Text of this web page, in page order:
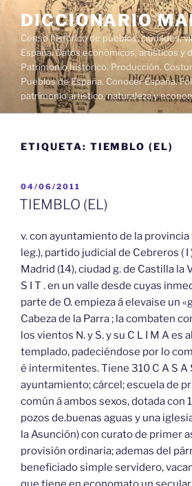
contenido
DICCIONARIO
Censo histórico de pueblos, ciudades,
España. Datos económicos, artísticos y
Patrimonio histórico. Producción.
Pueblos de España. Conocer España.
patrimonio artístico, naturaleza y
ETIQUETA: TIEMBLO (EL)
PUBLICADO
EL
04/06/2011
TIEMBLO (EL)
v. con ayuntamiento de la provincia
leg.), partido judicial de Cebreros ( I
Madrid (14), ciudad g. de Castilla la
S I T . en un valle desde cuyas
parte de O. empieza á elevaise un
Cabeza de la Parra ; la combaten
los vientos N. y S. y su C L I M A es
templado, padeciéndose por lo
é intermitentes. Tiene 310 C A S A
ayuntamiento; cárcel; escuela de
común á ambos sexos, dotada con
pozos de.buenas aguas y una
la Asunción) con curato de primer
provisión ordinaria; ademas del
beneficiado simple servidero,